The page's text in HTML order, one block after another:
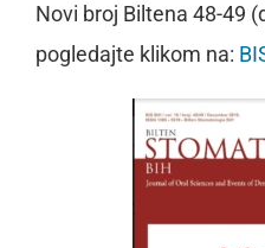
Novi broj Biltena 48-49
pogledajte klikom na: